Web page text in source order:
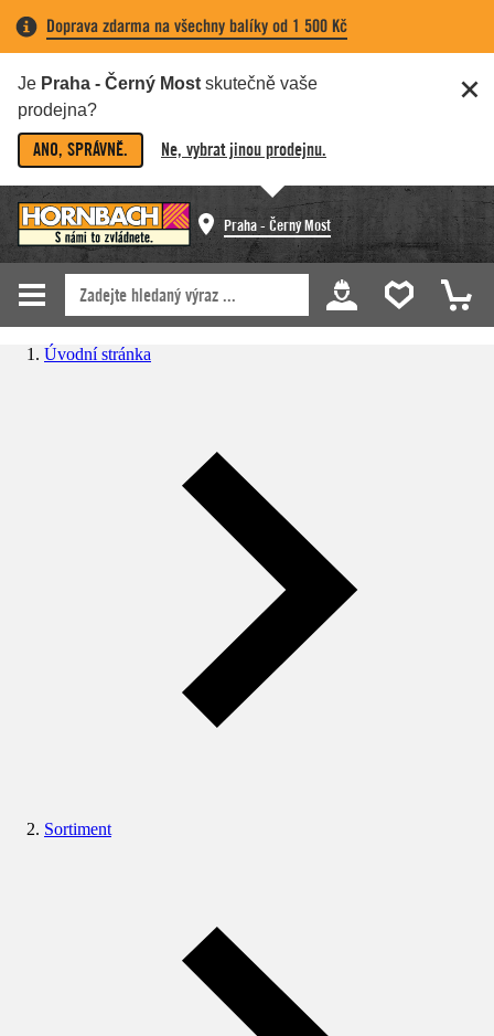
Doprava zdarma na všechny balíky od 1 500 Kč
Je Praha - Černý Most skutečně vaše
prodejna?
ANO, SPRÁVNĚ. Ne, vybrat jinou prodejnu.
Praha - Černý Most
Úvodní stránka
Sortiment